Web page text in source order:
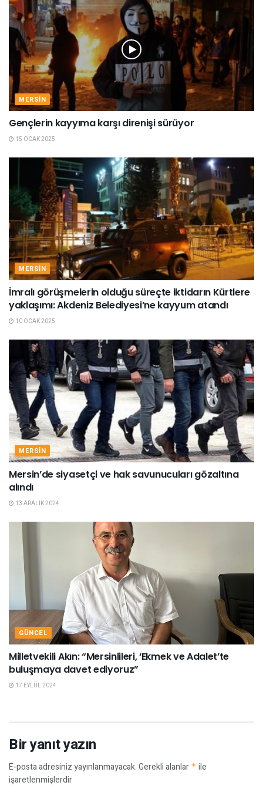
MERSIN
Gençlerin kayyıma karşı direnişi sürüyor
15 OCAK 2025
MERSIN
İmralı görüşmelerin olduğu süreçte iktidarın Kürtlere
yaklaşımı: Akdeniz Belediyesi’ne kayyum atandı
10 OCAK 2025
MERSIN
Mersin’de siyasetçi ve hak savunucuları gözaltına
alındı
13 ARALIK 2024
GÜNCEL
Milletvekili Akın: “Mersinlileri, ‘Ekmek ve Adalet’te
buluşmaya davet ediyoruz”
17 EYLÜL 2024
Bir yanıt yazın
E-posta adresiniz yayınlanmayacak.Gerekli alanlar * ile
işaretlenmişlerdir